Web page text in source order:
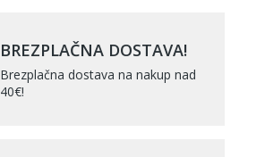
BREZPLAČNA DOSTAVA!
Brezplačna dostava na nakup nad
40€!